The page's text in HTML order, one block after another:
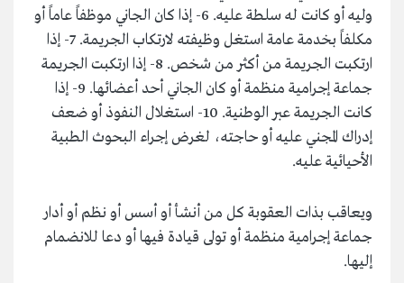
وليه أو كانت له سلطة عليه. 6- إذا كان الجاني موظفاً عاماً أو
مكلفاً بخدمة عامة استغل وظيفته لارتكاب الجريمة. 7- إذا
ارتكبت الجريمة من أكثر من شخص. 8- إذا ارتكبت الجريمة
جماعة إجرامية منظمة أو كان الجاني أحد أعضائها. 9- إذا
كانت الجريمة عبر الوطنية. 10- استغلال النفوذ أو ضعف
إدراك المجني عليه أو حاجته، لغرض إجراء البحوث الطبية
الأحيائية عليه.
ويعاقب بذات العقوبة كل من أنشأ أو أسس أو نظم أو أدار
جماعة إجرامية منظمة أو تولى قيادة فيها أو دعا للانضمام
إليها.